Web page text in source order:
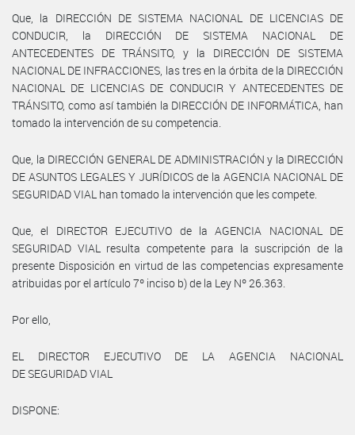
Que, la DIRECCIÓN DE SISTEMA NACIONAL DE LICENCIAS DE
CONDUCIR, la DIRECCIÓN DE SISTEMA NACIONAL DE
ANTECEDENTES DE TRÁNSITO, y la DIRECCIÓN DE SISTEMA
NACIONAL DE INFRACCIONES, las tres en la órbita de la DIRECCIÓN
NACIONAL DE LICENCIAS DE CONDUCIR Y ANTECEDENTES DE
TRÁNSITO, como así también la DIRECCIÓN DE INFORMÁTICA, han
tomado la intervención de su competencia.
Que, la DIRECCIÓN GENERAL DE ADMINISTRACIÓN y la DIRECCIÓN
DE ASUNTOS LEGALES Y JURÍDICOS de la AGENCIA NACIONAL DE
SEGURIDAD VIAL han tomado la intervención que les compete.
Que, el DIRECTOR EJECUTIVO de la AGENCIA NACIONAL DE
SEGURIDAD VIAL resulta competente para la suscripción de la
presente Disposición en virtud de las competencias expresamente
atribuidas por el artículo 7º inciso b) de la Ley Nº 26.363.
Por ello,
EL DIRECTOR EJECUTIVO DE LA AGENCIA NACIONAL
DE SEGURIDAD VIAL
DISPONE: